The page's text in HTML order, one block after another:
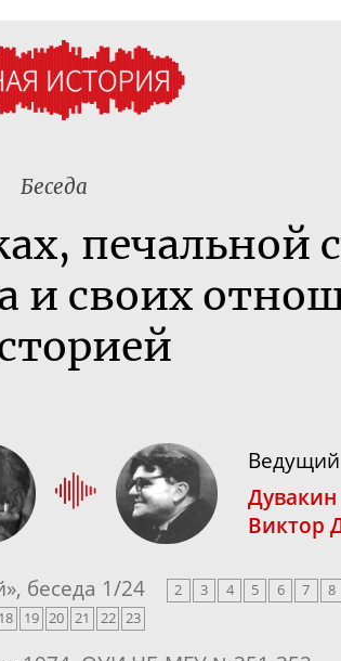
Беседа
, печальной
и своих
Ведущий
Дувакин
Виктор
», беседа 1/24 2 3 4 5 6 7 8
18 19 20 21 22 23